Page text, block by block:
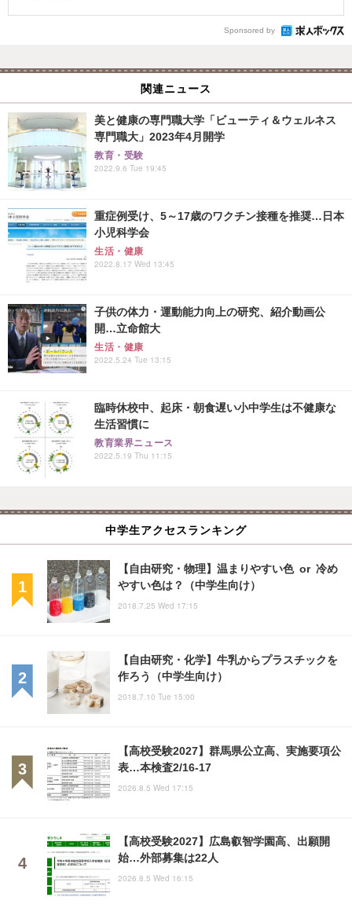
Sponsored by
関連ニュース
美と健康の専門職大学「ビューティ＆ウェルネス
専門職大」2023年4月開学
教育・受験
2022.9.6 Tue 19:45
重症例受け、5～17歳のワクチン接種を推奨…日本
小児科学会
生活・健康
2022.8.17 Wed 13:45
子供の体力・運動能力向上の研究、紹介動画公
開…立命館大
生活・健康
2022.5.24 Tue 13:15
臨時休校中、起床・朝食遅い小中学生は不健康な
生活習慣に
教育業界ニュース
2022.5.19 Thu 11:15
中学生アクセスランキング
【自由研究・物理】温まりやすい色 or 冷め
やすい色は？（中学生向け）
2018.7.25 Wed 17:15
【自由研究・化学】牛乳からプラスチックを
作ろう（中学生向け）
2018.7.10 Tue 15:00
【高校受験2027】群馬県公立高、実施要項公
表…本検査2/16-17
2026.8.5 Wed 17:15
【高校受験2027】広島叡智学園高、出願開
始…外部募集は22人
2026.8.5 Wed 16:15